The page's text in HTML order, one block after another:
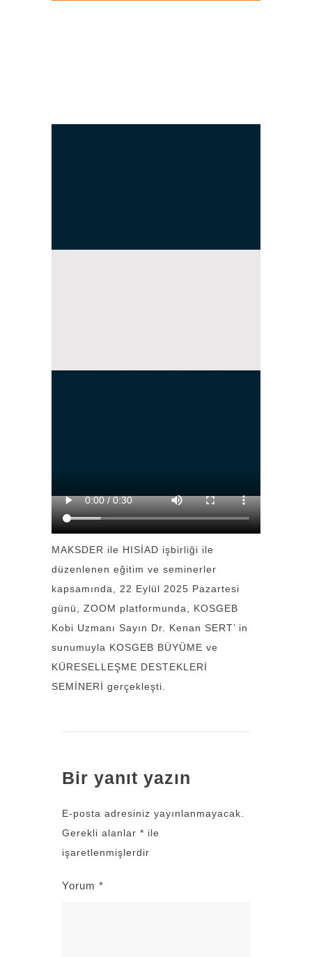
MAKSDER ile HISİAD işbirliği ile
düzenlenen eğitim ve seminerler
kapsamında, 22 Eylül 2025 Pazartesi
günü, ZOOM platformunda, KOSGEB
Kobi Uzmanı Sayın Dr. Kenan SERT’ in
sunumuyla KOSGEB BÜYÜME ve
KÜRESELLEŞME DESTEKLERİ
SEMİNERİ gerçekleşti.
Bir yanıt yazın
E-posta adresiniz yayınlanmayacak.
Gerekli alanlar * ile
işaretlenmişlerdir
Yorum *